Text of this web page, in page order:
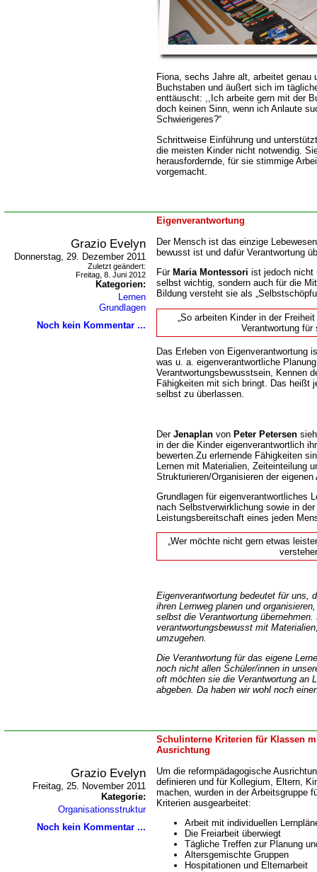
Fiona, sechs Jahre alt, arbeitet genau
Buchstaben und äußert sich im
enttäuscht: ,,Ich arbeite gern mit der
doch keinen Sinn, wenn ich Anlaute
Schwierigeres?“
Schrittweise Einführung und
die meisten Kinder nicht notwendig.
herausfordernde, für sie stimmige
vorgemacht.
Eigenverantwortung
Grazio Evelyn
Donnerstag, 29. Dezember 2011
Zuletzt geändert:
Freitag, 8. Juni 2012
Kategorien:
Lernen
Grundlagen
Noch kein Kommentar ...
Der Mensch ist das einzige
bewusst ist und dafür Verantwortung
Für Maria Montessori ist jedoch nicht
selbst wichtig, sondern auch für die
Bildung versteht sie als
So arbeiten Kinder in der
Verantwortung für
Das Erleben von Eigenverantwortung
was u. a. eigenverantwortliche
Verantwortungsbewusstsein, Kennen
Fähigkeiten mit sich bringt. Das heißt
selbst zu überlassen.
Der Jenaplan von Peter Petersen
in der die Kinder eigenverantwortlich
bewerten.Zu erlernende Fähigkeiten
Lernen mit Materialien, Zeiteinteilung
Strukturieren/Organisieren der eigenen
Grundlagen für eigenverantwortliches
nach Selbstverwirklichung sowie in
Leistungsbereitschaft eines jeden
Wer möchte nicht gern etwas
Eigenverantwortung bedeutet für uns,
ihren Lernweg planen und
selbst die Verantwortung
verantwortungsbewusst mit
umzugehen.
Die Verantwortung für das eigene
noch nicht allen Schüler/innen in
oft möchten sie die Verantwortung an
abgeben. Da haben wir wohl noch
Schulinterne Kriterien für Klassen
Ausrichtung
Grazio Evelyn
Freitag, 25. November 2011
Kategorie:
Organisationsstruktur
Noch kein Kommentar ...
Um die reformpädagogische
definieren und für Kollegium, Eltern,
machen, wurden in der Arbeitsgruppe
Kriterien ausgearbeitet:
Arbeit mit individuellen
Die Freiarbeit überwiegt
Tägliche Treffen zur Planung
Altersgemischte Gruppen
Hospitationen und Elternarbeit